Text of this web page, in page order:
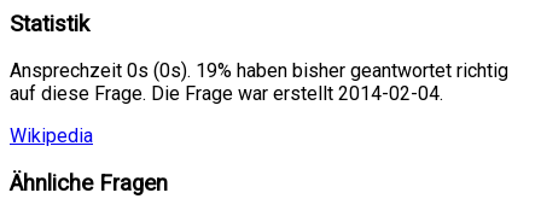
Statistik
Ansprechzeit 0s (0s). 19% haben bisher geantwortet richtig
auf diese Frage. Die Frage war erstellt 2014-02-04.
Wikipedia
Ähnliche Fragen